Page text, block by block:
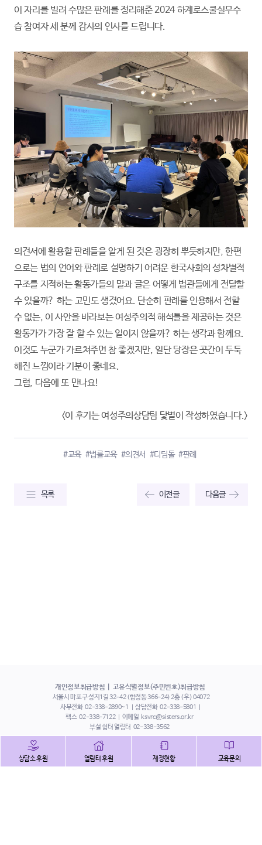
이 자리를 빌려 수많은 판례를 정리해준 2024 하계로스쿨실무수
습 참여자 세 분께 감사의 인사를 드립니다.
의견서에 활용할 판례들을 알게 된 것은 굉장히 뿌듯하지만, 한편
으로는 법의 언어와 판례로 설명하기 어려운 한국사회의 성차별적
구조를 지적하는 활동가들의 말과 글은 어떻게 법관들에게 전달할
수 있을까? 하는 고민도 생겼어요. 단순히 판례를 인용해서 전할
수 없는, 이 사안을 바라보는 여성주의적 해석틀을 제공하는 것은
활동가가 가장 잘 할 수 있는 일이지 않을까? 하는 생각과 함께요.
이것도 누군가 가르쳐주면 참 좋겠지만, 일단 당장은 곳간이 두둑
해진 느낌이라 기분이 좋네요.
그럼, 다음에 또 만나요!
<이 후기는 여성주의상담팀 닻별이 작성하였습니다.>
#교육 #법률교육 #의견서 #디딤돌 #판례
목록 이전글 다음글
개인정보취급방침 고유식별정보(주민번호)취급방침
서울시 마포구 성지1길 32-42 (합정동 366-24) 2층 (우) 04072
사무전화 02-338-2890~1 상담전화 02-338-5801
팩스 02-338-7122 이메일 ksvrc@sisters.or.kr
부설 쉼터 열림터 02-338-3562
상담소 후원 열림터 후원 재정현황 교육문의